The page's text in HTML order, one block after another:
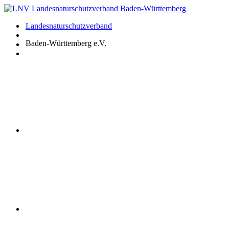
Zum
springenLandesnaturschutzverband
Baden-Württemberg e.V.